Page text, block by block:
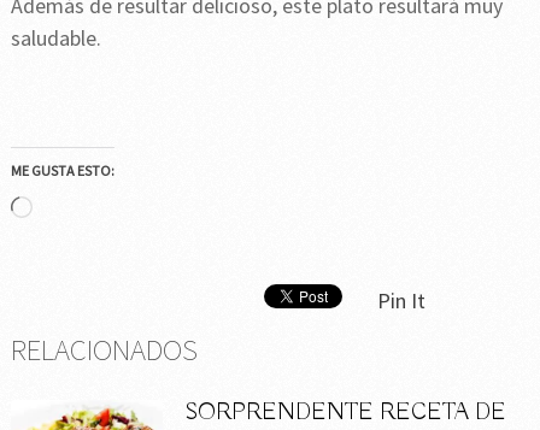
Además de resultar delicioso, este plato resultará muy
saludable.
ME GUSTA ESTO:
Cargando...
Pin It
RELACIONADOS
SORPRENDENTE RECETA DE